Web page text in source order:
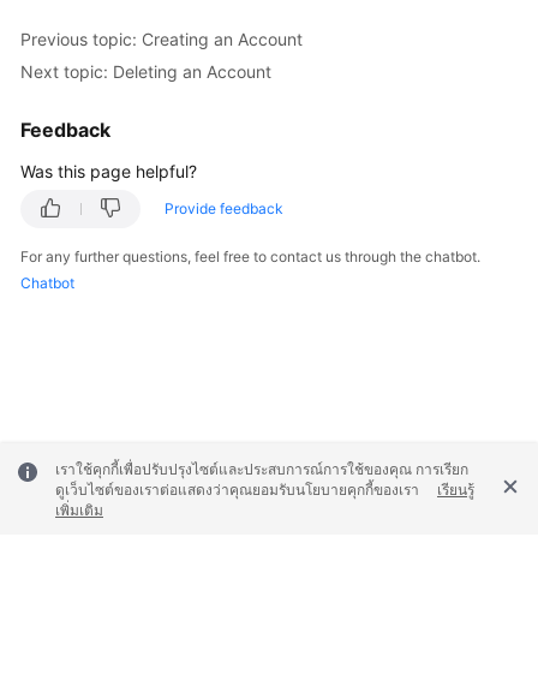
Responsibilities
Level
White
Endpoints
Previous topic: Creating an Account
Next topic: Deleting an Account
Feedback
Was this page helpful?
Provide feedback
For any further questions, feel free to contact us through the chatbot.
Chatbot
เราใช้คุกกี้เพื่อปรับปรุงไซต์และประสบการณ์การใช้ของคุณ การเรียก
ดูเว็บไซต์ของเราต่อแสดงว่าคุณยอมรับนโยบายคุกกี้ของเรา
เรียนรู้
เพิ่มเติม